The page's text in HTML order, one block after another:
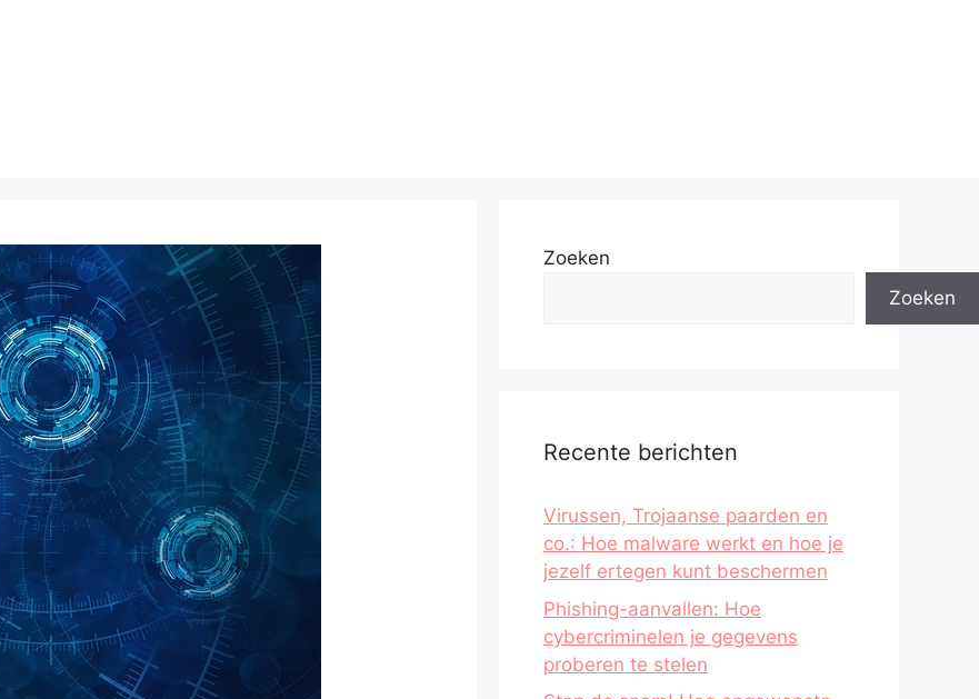
Zoeken
Zoeken
Recente berichten
Virussen, Trojaanse paarden en
co.: Hoe malware werkt en hoe je
jezelf ertegen kunt beschermen
Phishing-aanvallen: Hoe
cybercriminelen je gegevens
proberen te stelen